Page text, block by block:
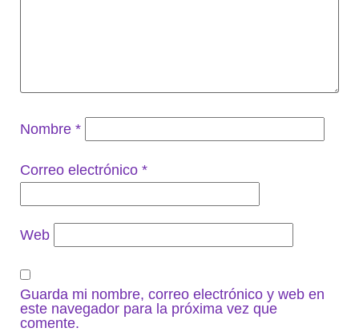
Nombre *
Correo electrónico *
Web
Guarda mi nombre, correo electrónico y web en
este navegador para la próxima vez que
comente.